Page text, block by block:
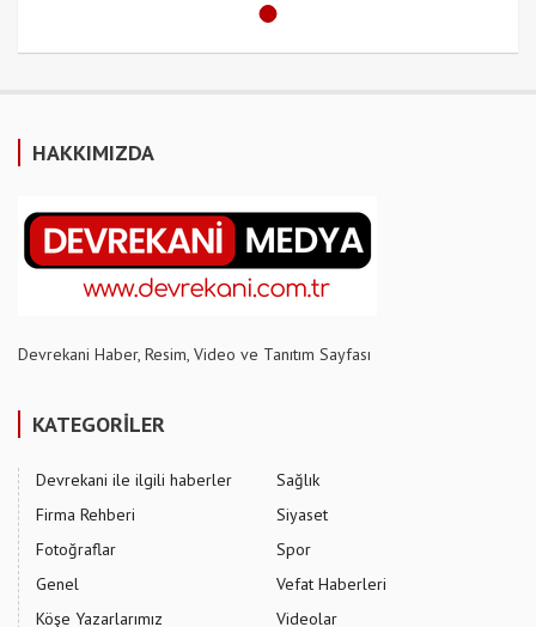
HAKKIMIZDA
Devrekani Haber, Resim, Video ve Tanıtım Sayfası
KATEGORİLER
Devrekani ile ilgili haberler
Firma Rehberi
Fotoğraflar
Genel
Köşe Yazarlarımız
Sağlık
Siyaset
Spor
Vefat Haberleri
Videolar